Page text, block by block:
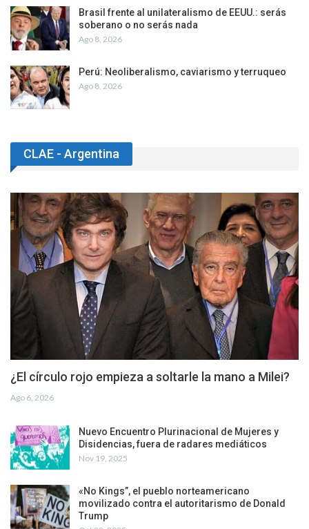
Brasil frente al unilateralismo de EEUU.: serás
soberano o no serás nada
Ago 8, 2026
Perú: Neoliberalismo, caviarismo y terruqueo
Ago 8, 2026
CLAE - Argentina
¿El círculo rojo empieza a soltarle la mano a Milei?
Ago 6, 2026
Nuevo Encuentro Plurinacional de Mujeres y
Disidencias, fuera de radares mediáticos
Nov 19, 2025
«No Kings”, el pueblo norteamericano
movilizado contra el autoritarismo de Donald
Trump